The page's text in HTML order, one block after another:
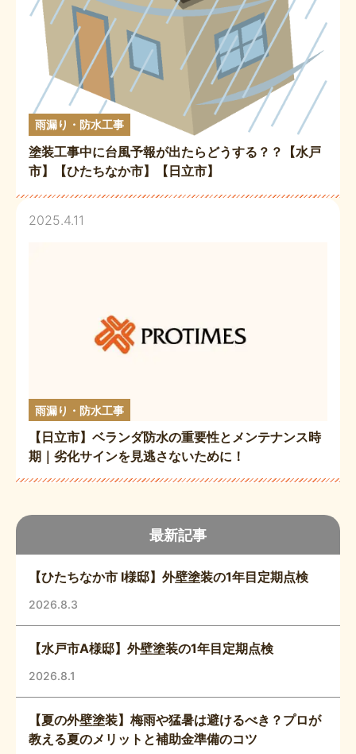
最新記事
【ひたちなか市 I様邸】外壁塗装の1年目定期点検
2026.8.3
【水戸市A様邸】外壁塗装の1年目定期点検
2026.8.1
【夏の外壁塗装】梅雨や猛暑は避けるべき？プロが
教える夏のメリットと補助金準備のコツ
雨漏り・防水工事
塗装工事中に台風予報が出たらどうする？？【水戸
市】【ひたちなか市】【日立市】
2025.4.11
雨漏り・防水工事
【日立市】ベランダ防水の重要性とメンテナンス時
期｜劣化サインを見逃さないために！